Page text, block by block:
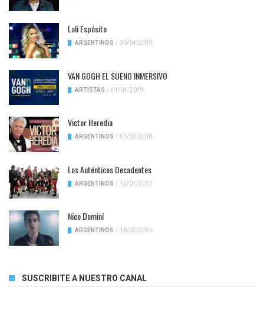
Lali Espósito
ARGENTINOS / 30/04/2019
VAN GOGH EL SUENO INMERSIVO
ARTISTAS / 01/04/2019
Victor Heredia
ARGENTINOS / 01/02/2018
Los Auténticos Decadentes
ARGENTINOS / 12/01/2017
Nico Dominí
ARGENTINOS / 16/02/2016
SUSCRIBITE A NUESTRO CANAL